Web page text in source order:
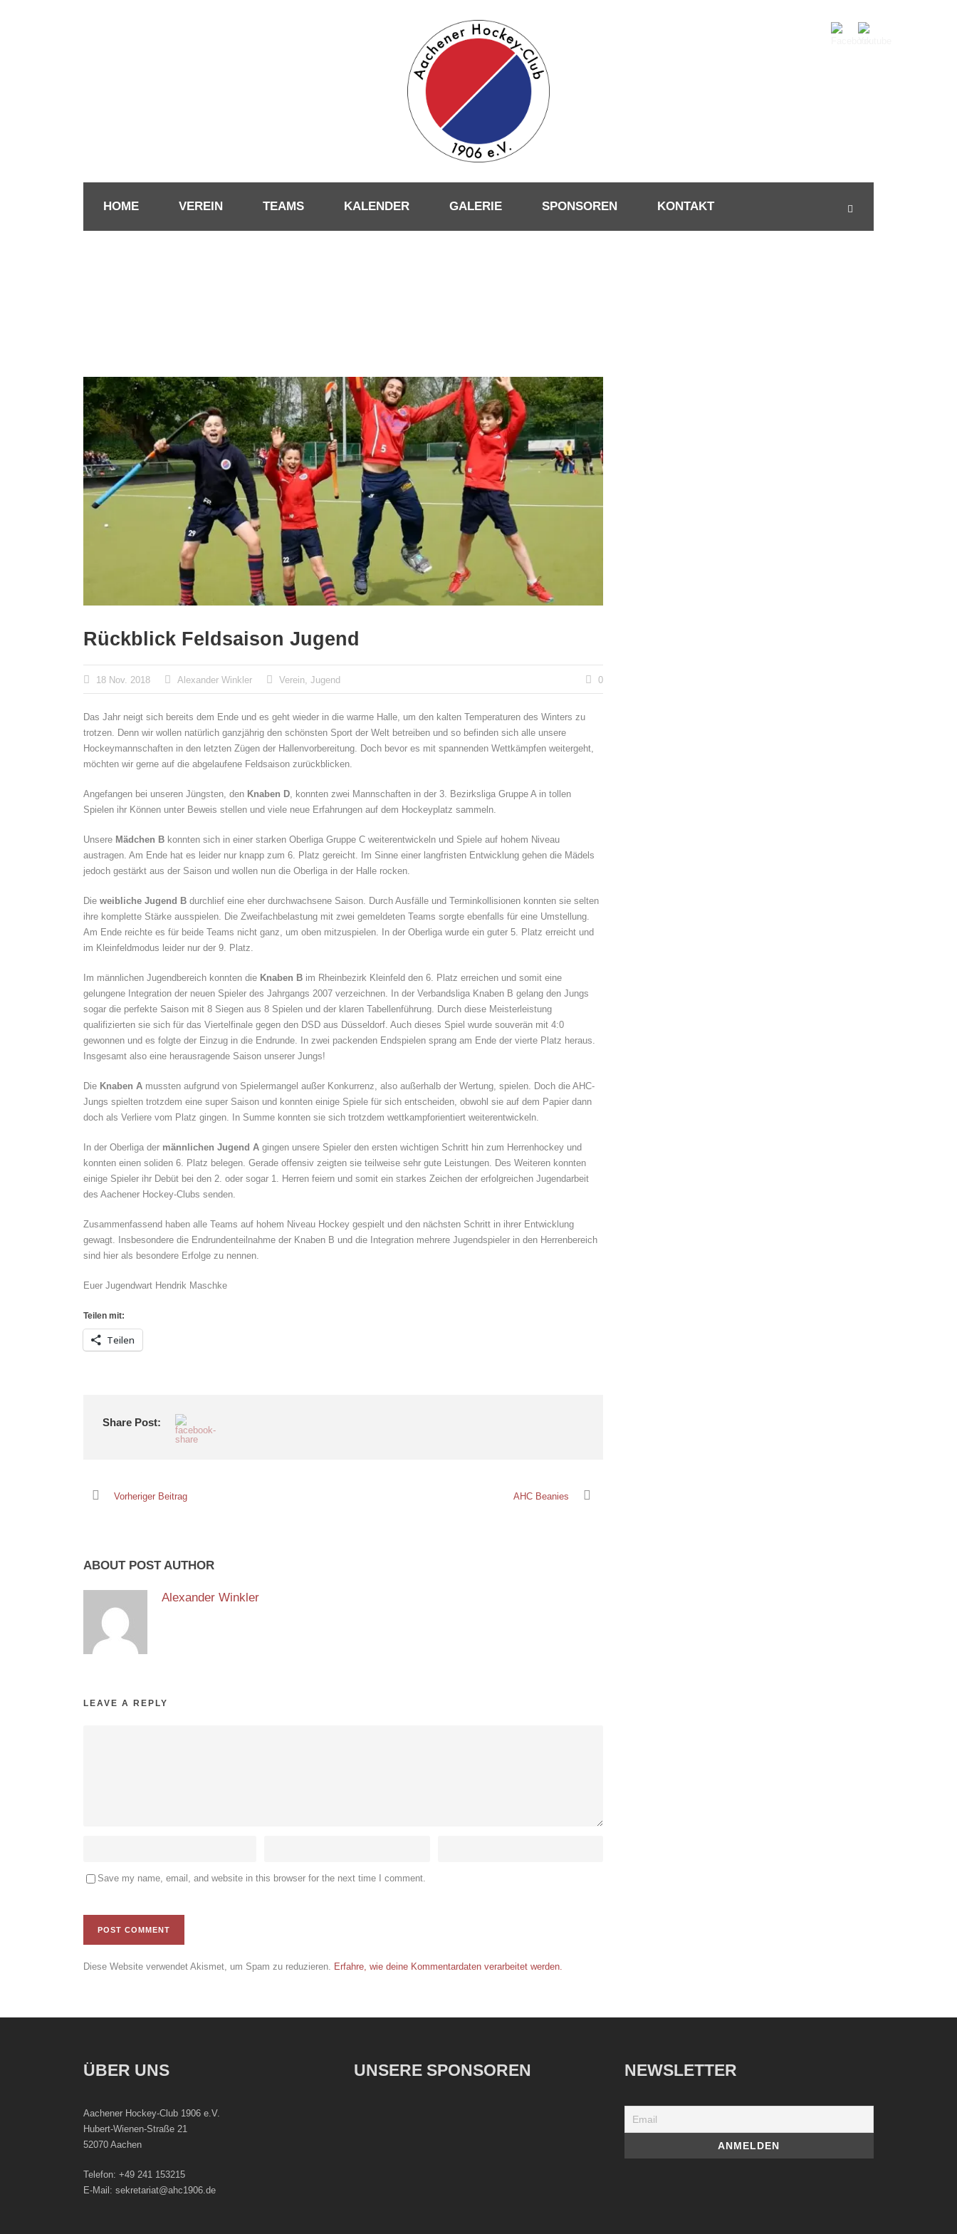
HOME VEREIN TEAMS KALENDER GALERIE SPONSOREN KONTAKT
Rückblick Feldsaison Jugend
18 Nov. 2018 Alexander Winkler Verein, Jugend 0
Das Jahr neigt sich bereits dem Ende und es geht wieder in die warme Halle, um den kalten Temperaturen des Winters zu
trotzen. Denn wir wollen natürlich ganzjährig den schönsten Sport der Welt betreiben und so befinden sich alle unsere
Hockeymannschaften in den letzten Zügen der Hallenvorbereitung. Doch bevor es mit spannenden Wettkämpfen weitergeht,
möchten wir gerne auf die abgelaufene Feldsaison zurückblicken.
Angefangen bei unseren Jüngsten, den Knaben D, konnten zwei Mannschaften in der 3. Bezirksliga Gruppe A in tollen
Spielen ihr Können unter Beweis stellen und viele neue Erfahrungen auf dem Hockeyplatz sammeln.
Unsere Mädchen B konnten sich in einer starken Oberliga Gruppe C weiterentwickeln und Spiele auf hohem Niveau
austragen. Am Ende hat es leider nur knapp zum 6. Platz gereicht. Im Sinne einer langfristen Entwicklung gehen die Mädels
jedoch gestärkt aus der Saison und wollen nun die Oberliga in der Halle rocken.
Die weibliche Jugend B durchlief eine eher durchwachsene Saison. Durch Ausfälle und Terminkollisionen konnten sie selten
ihre komplette Stärke ausspielen. Die Zweifachbelastung mit zwei gemeldeten Teams sorgte ebenfalls für eine Umstellung.
Am Ende reichte es für beide Teams nicht ganz, um oben mitzuspielen. In der Oberliga wurde ein guter 5. Platz erreicht und
im Kleinfeldmodus leider nur der 9. Platz.
Im männlichen Jugendbereich konnten die Knaben B im Rheinbezirk Kleinfeld den 6. Platz erreichen und somit eine
gelungene Integration der neuen Spieler des Jahrgangs 2007 verzeichnen. In der Verbandsliga Knaben B gelang den Jungs
sogar die perfekte Saison mit 8 Siegen aus 8 Spielen und der klaren Tabellenführung. Durch diese Meisterleistung
qualifizierten sie sich für das Viertelfinale gegen den DSD aus Düsseldorf. Auch dieses Spiel wurde souverän mit 4:0
gewonnen und es folgte der Einzug in die Endrunde. In zwei packenden Endspielen sprang am Ende der vierte Platz heraus.
Insgesamt also eine herausragende Saison unserer Jungs!
Die Knaben A mussten aufgrund von Spielermangel außer Konkurrenz, also außerhalb der Wertung, spielen. Doch die AHC-
Jungs spielten trotzdem eine super Saison und konnten einige Spiele für sich entscheiden, obwohl sie auf dem Papier dann
doch als Verliere vom Platz gingen. In Summe konnten sie sich trotzdem wettkampforientiert weiterentwickeln.
In der Oberliga der männlichen Jugend A gingen unsere Spieler den ersten wichtigen Schritt hin zum Herrenhockey und
konnten einen soliden 6. Platz belegen. Gerade offensiv zeigten sie teilweise sehr gute Leistungen. Des Weiteren konnten
einige Spieler ihr Debüt bei den 2. oder sogar 1. Herren feiern und somit ein starkes Zeichen der erfolgreichen Jugendarbeit
des Aachener Hockey-Clubs senden.
Zusammenfassend haben alle Teams auf hohem Niveau Hockey gespielt und den nächsten Schritt in ihrer Entwicklung
gewagt. Insbesondere die Endrundenteilnahme der Knaben B und die Integration mehrere Jugendspieler in den Herrenbereich
sind hier als besondere Erfolge zu nennen.
Euer Jugendwart Hendrik Maschke
Teilen mit:
Teilen
Share Post:
Vorheriger Beitrag AHC Beanies
ABOUT POST AUTHOR
Alexander Winkler
LEAVE A REPLY
Save my name, email, and website in this browser for the next time I comment.
Diese Website verwendet Akismet, um Spam zu reduzieren. Erfahre, wie deine Kommentardaten verarbeitet werden.
ÜBER UNS
Aachener Hockey-Club 1906 e.V.
Hubert-Wienen-Straße 21
52070 Aachen
Telefon: +49 241 153215
E-Mail: sekretariat@ahc1906.de
UNSERE SPONSOREN NEWSLETTER